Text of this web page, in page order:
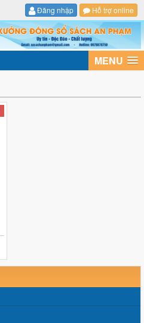
Đăng nhập Hỗ trợ online
MENU